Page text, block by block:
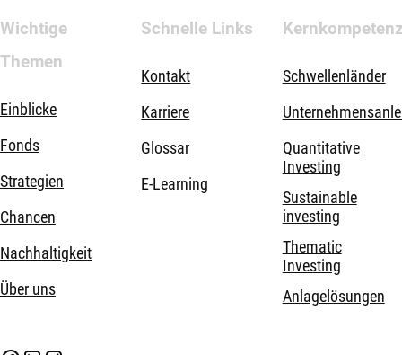
Wichtige
Themen
Einblicke
Fonds
Strategien
Chancen
Nachhaltigkeit
Über uns
Schnelle Links
Kontakt
Karriere
Glossar
E-Learning
Schwellenländer
Quantitative
Investing
Sustainable
investing
Thematic
Investing
Anlagelösungen